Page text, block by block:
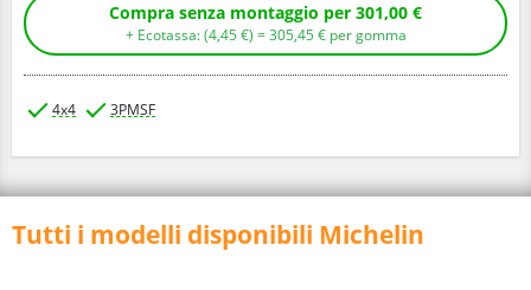
Compra senza montaggio per 301,00 €
+ Ecotassa: (4,45€ ) =305,45€ per gomma
4x4 3PMSF
Tutti i modelli disponibili Michelin